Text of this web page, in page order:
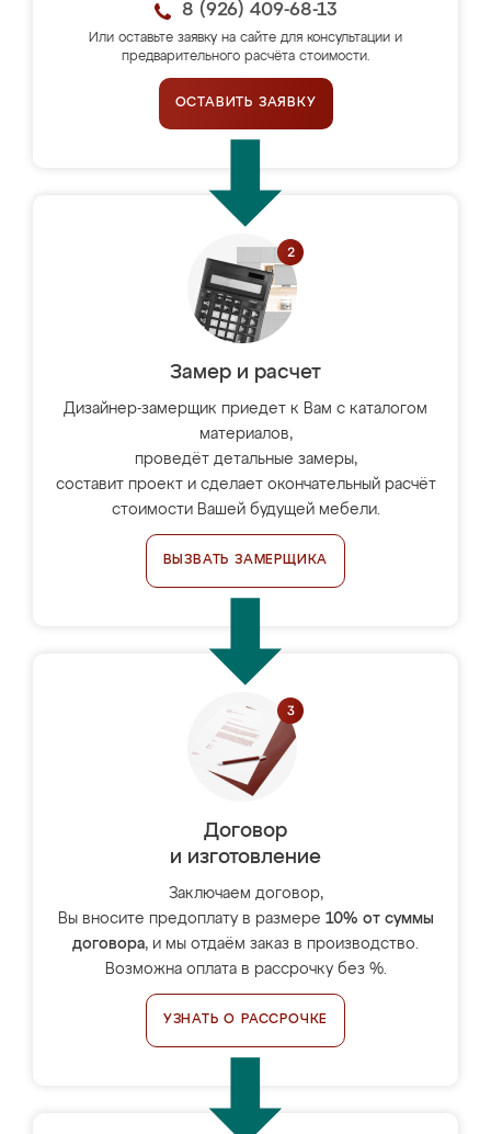
8 (926) 409-68-13
Или оставьте заявку на сайте для консультации и
предварительного расчёта стоимости.
ОСТАВИТЬ ЗАЯВКУ
Замер и расчет
Дизайнер-замерщик приедет к Вам с каталогом
материалов,
проведёт детальные замеры,
составит проект и сделает окончательный расчёт
стоимости Вашей будущей мебели.
ВЫЗВАТЬ ЗАМЕРЩИКА
Договор
и изготовление
Заключаем договор,
Вы вносите предоплату в размере 10% от суммы
договора, и мы отдаём заказ в производство.
Возможна оплата в рассрочку без %.
УЗНАТЬ О РАССРОЧКЕ